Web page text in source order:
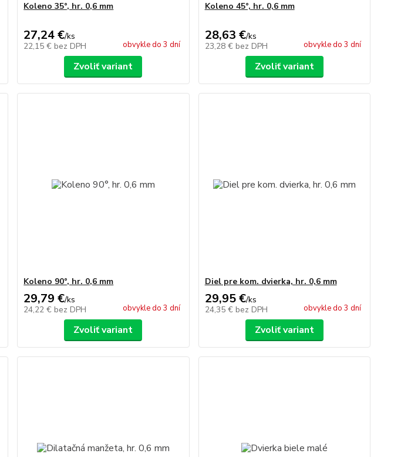
Koleno 35°, hr. 0,6 mm
27,24 €/ks
22,15 € bez DPH obvykle do 3 dní
Zvoliť variant
Koleno 45°, hr. 0,6 mm
28,63 €/ks
23,28 € bez DPH obvykle do 3 dní
Zvoliť variant
Koleno 90°, hr. 0,6 mm
29,79 €/ks
24,22 € bez DPH obvykle do 3 dní
Zvoliť variant
Diel pre kom. dvierka, hr. 0,6 mm
29,95 €/ks
24,35 € bez DPH obvykle do 3 dní
Zvoliť variant